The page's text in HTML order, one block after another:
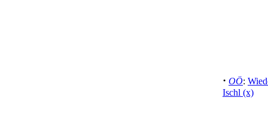
· OÖ:
Ischl (x)